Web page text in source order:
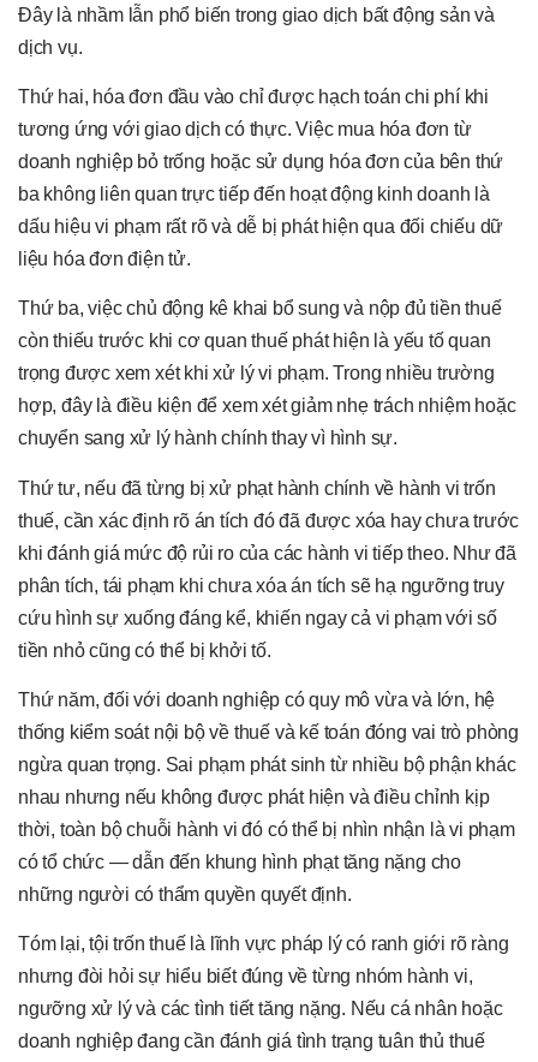
Đây là nhầm lẫn phổ biến trong giao dịch bất động sản và
dịch vụ.
Thứ hai, hóa đơn đầu vào chỉ được hạch toán chi phí khi
tương ứng với giao dịch có thực. Việc mua hóa đơn từ
doanh nghiệp bỏ trống hoặc sử dụng hóa đơn của bên thứ
ba không liên quan trực tiếp đến hoạt động kinh doanh là
dấu hiệu vi phạm rất rõ và dễ bị phát hiện qua đối chiếu dữ
liệu hóa đơn điện tử.
Thứ ba, việc chủ động kê khai bổ sung và nộp đủ tiền thuế
còn thiếu trước khi cơ quan thuế phát hiện là yếu tố quan
trọng được xem xét khi xử lý vi phạm. Trong nhiều trường
hợp, đây là điều kiện để xem xét giảm nhẹ trách nhiệm hoặc
chuyển sang xử lý hành chính thay vì hình sự.
Thứ tư, nếu đã từng bị xử phạt hành chính về hành vi trốn
thuế, cần xác định rõ án tích đó đã được xóa hay chưa trước
khi đánh giá mức độ rủi ro của các hành vi tiếp theo. Như đã
phân tích, tái phạm khi chưa xóa án tích sẽ hạ ngưỡng truy
cứu hình sự xuống đáng kể, khiến ngay cả vi phạm với số
tiền nhỏ cũng có thể bị khởi tố.
Thứ năm, đối với doanh nghiệp có quy mô vừa và lớn, hệ
thống kiểm soát nội bộ về thuế và kế toán đóng vai trò phòng
ngừa quan trọng. Sai phạm phát sinh từ nhiều bộ phận khác
nhau nhưng nếu không được phát hiện và điều chỉnh kịp
thời, toàn bộ chuỗi hành vi đó có thể bị nhìn nhận là vi phạm
có tổ chức — dẫn đến khung hình phạt tăng nặng cho
những người có thẩm quyền quyết định.
Tóm lại, tội trốn thuế là lĩnh vực pháp lý có ranh giới rõ ràng
nhưng đòi hỏi sự hiểu biết đúng về từng nhóm hành vi,
ngưỡng xử lý và các tình tiết tăng nặng. Nếu cá nhân hoặc
doanh nghiệp đang cần đánh giá tình trạng tuân thủ thuế